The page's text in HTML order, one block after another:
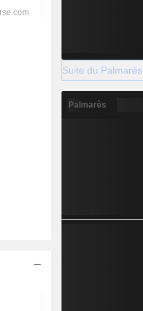
Suite du Palmarès
Palmarès